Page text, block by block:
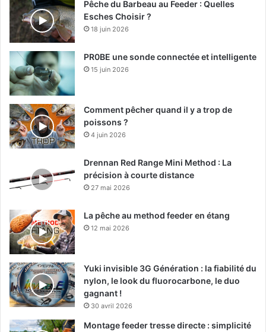
Pêche du Barbeau au Feeder : Quelles
Esches Choisir ?
18 juin 2026
PR0BE une sonde connectée et intelligente
15 juin 2026
Comment pêcher quand il y a trop de
poissons ?
4 juin 2026
Drennan Red Range Mini Method : La
précision à courte distance
27 mai 2026
La pêche au method feeder en étang
12 mai 2026
Yuki invisible 3G Génération : la fiabilité du
nylon, le look du fluorocarbone, le duo
gagnant !
30 avril 2026
Montage feeder tresse directe : simplicité